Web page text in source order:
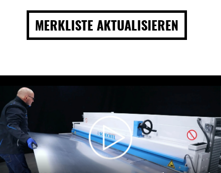
MERKLISTE AKTUALISIEREN